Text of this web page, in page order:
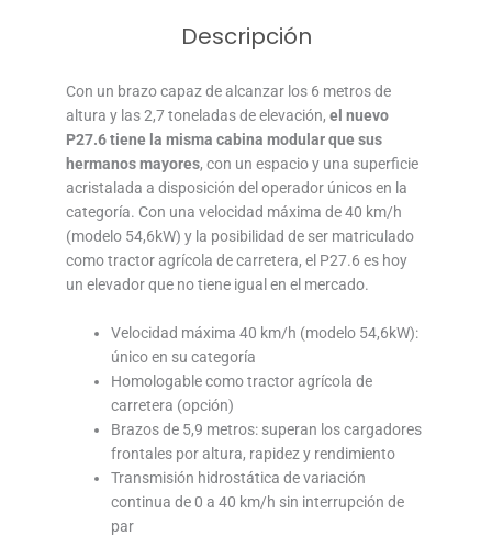
Descripción
Con un brazo capaz de alcanzar los 6 metros de
altura y las 2,7 toneladas de elevación, el nuevo
P27.6 tiene la misma cabina modular que sus
hermanos mayores, con un espacio y una superficie
acristalada a disposición del operador únicos en la
categoría. Con una velocidad máxima de 40 km/h
(modelo 54,6kW) y la posibilidad de ser matriculado
como tractor agrícola de carretera, el P27.6 es hoy
un elevador que no tiene igual en el mercado.
Velocidad máxima 40 km/h (modelo 54,6kW):
único en su categoría
Homologable como tractor agrícola de
carretera (opción)
Brazos de 5,9 metros: superan los cargadores
frontales por altura, rapidez y rendimiento
Transmisión hidrostática de variación
continua de 0 a 40 km/h sin interrupción de
par